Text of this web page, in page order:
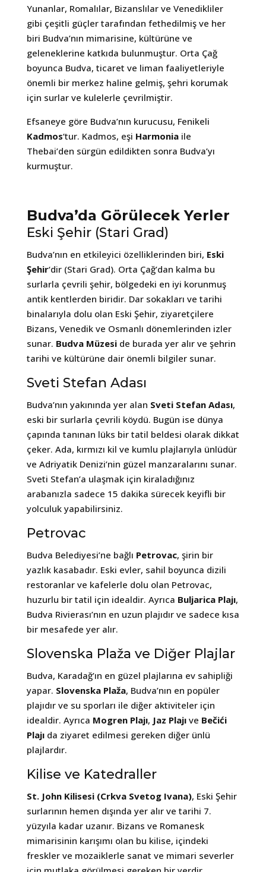
Yunanlar, Romalılar, Bizanslılar ve Venedikliler
gibi çeşitli güçler tarafından fethedilmiş ve her
biri Budva’nın mimarisine, kültürüne ve
geleneklerine katkıda bulunmuştur. Orta Çağ
boyunca Budva, ticaret ve liman faaliyetleriyle
önemli bir merkez haline gelmiş, şehri korumak
için surlar ve kulelerle çevrilmiştir.
Efsaneye göre Budva’nın kurucusu, Fenikeli
Kadmos‘tur. Kadmos, eşi Harmoniaile
Thebai’den sürgün edildikten sonra Budva’yı
kurmuştur.
Budva’da Görülecek Yerler
Eski Şehir (Stari Grad)
Budva’nın en etkileyici özelliklerinden biri, Eski
Şehir‘dir (Stari Grad). Orta Çağ’dan kalma bu
surlarla çevrili şehir, bölgedeki en iyi korunmuş
antik kentlerden biridir. Dar sokakları ve tarihi
binalarıyla dolu olan Eski Şehir, ziyaretçilere
Bizans, Venedik ve Osmanlı dönemlerinden izler
sunar. Budva Müzeside burada yer alır ve şehrin
tarihi ve kültürüne dair önemli bilgiler sunar.
Sveti Stefan Adası
Budva’nın yakınında yer alan Sveti Stefan Adası,
eski bir surlarla çevrili köydü. Bugün ise dünya
çapında tanınan lüks bir tatil beldesi olarak dikkat
çeker. Ada, kırmızı kil ve kumlu plajlarıyla ünlüdür
ve Adriyatik Denizi’nin güzel manzaralarını sunar.
Sveti Stefan’a ulaşmak için kiraladığınız
arabanızla sadece 15 dakika sürecek keyifli bir
yolculuk yapabilirsiniz.
Petrovac
Budva Belediyesi’ne bağlı Petrovac, şirin bir
yazlık kasabadır. Eski evler, sahil boyunca dizili
restoranlar ve kafelerle dolu olan Petrovac,
huzurlu bir tatil için idealdir. Ayrıca Buljarica Plajı,
Budva Rivierası’nın en uzun plajıdır ve sadece kısa
bir mesafede yer alır.
Slovenska Plaža ve Diğer Plajlar
Budva, Karadağ’ın en güzel plajlarına ev sahipliği
yapar. Slovenska Plaža, Budva’nın en popüler
plajıdır ve su sporları ile diğer aktiviteler için
idealdir. Ayrıca Mogren Plajı, Jaz Plajıve Bečići
Plajıda ziyaret edilmesi gereken diğer ünlü
plajlardır.
Kilise ve Katedraller
St. John Kilisesi (Crkva Svetog Ivana), Eski Şehir
surlarının hemen dışında yer alır ve tarihi 7.
yüzyıla kadar uzanır. Bizans ve Romanesk
mimarisinin karışımı olan bu kilise, içindeki
freskler ve mozaiklerle sanat ve mimari severler